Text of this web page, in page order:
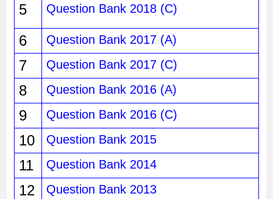
5 Question Bank 2018 (C)
6 Question Bank 2017 (A)
7 Question Bank 2017 (C)
8 Question Bank 2016 (A)
9 Question Bank 2016 (C)
10 Question Bank 2015
11 Question Bank 2014
12 Question Bank 2013